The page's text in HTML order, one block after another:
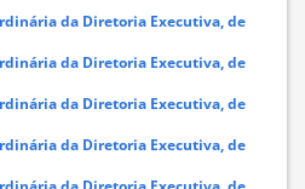
da Diretoria Executiva, de
da Diretoria Executiva, de
da Diretoria Executiva, de
da Diretoria Executiva, de